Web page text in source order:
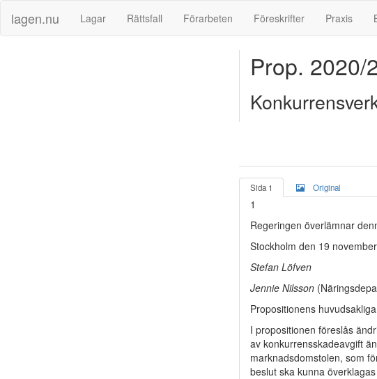
lagen.nu Lagar Rättsfall Förarbeten Föreskrifter Praxis
Prop. 2020/
Sida 1 Original
1
Regeringen överlämnar
Stockholm den 19
Stefan Löfven
Jennie Nilsson
Propositionens
I propositionen föreslås
av konkurrensskadeavgift
marknadsdomstolen, som
beslut ska kunna